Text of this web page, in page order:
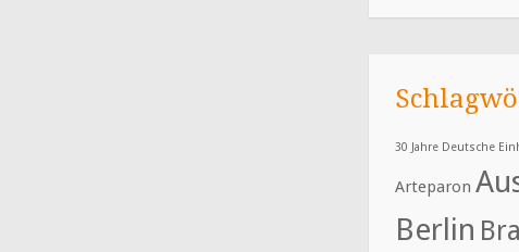
30 Jahre Deutsche
Arteparon
Berlin